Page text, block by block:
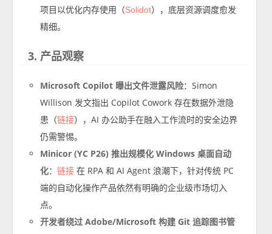
项目以优化内存使用（Solidot），底层资源调度愈发
精细。
3. 产品观察
Microsoft Copilot 曝出文件泄露风险：Simon
Willison 发文指出 Copilot Cowork 存在数据外泄隐
患（链接），AI 办公助手在融入工作流时的安全边界
仍需警惕。
Minicor (YC P26) 推出规模化 Windows 桌面自动
化：链接 在 RPA 和 AI Agent 浪潮下，针对传统 PC
端的自动化操作产品依然有明确的企业级市场切入
点。
开发者绕过 Adobe/Microsoft 构建 Git 追踪图书管